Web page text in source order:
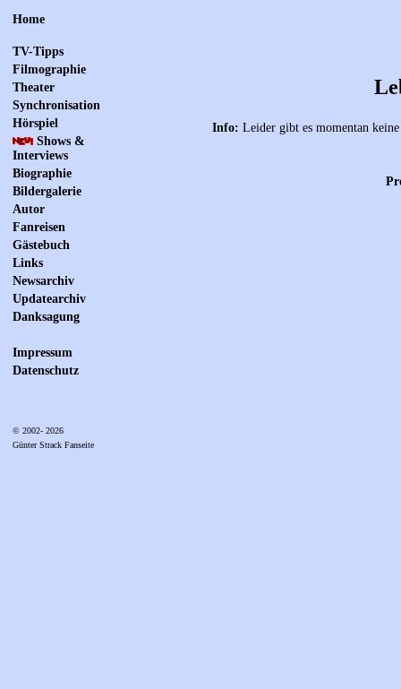
Home
TV-Tipps
Filmographie
Theater
Synchronisation
Hörspiel
Shows &
Interviews
Biographie
Bildergalerie
Autor
Fanreisen
Gästebuch
Links
Newsarchiv
Updatearchiv
Danksagung
Impressum
Datenschutz
© 2002- 2026
Günter Strack Fanseite
Info: Leider gibt es momentan